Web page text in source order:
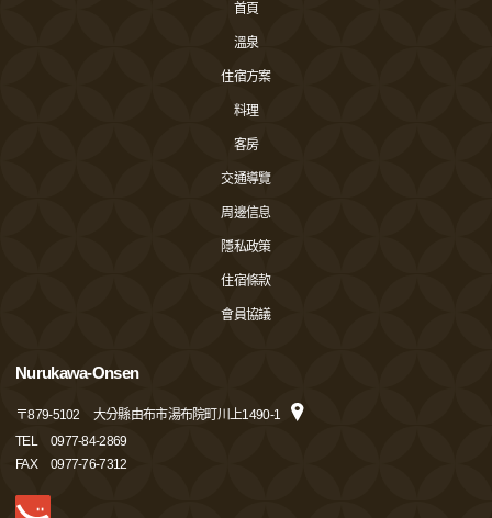
首頁
溫泉
住宿方案
料理
客房
交通導覽
周邊信息
隱私政策
住宿條款
會員協議
Nurukawa-Onsen
〒879-5102
大分縣由布市湯布院町川上1490-1
TEL
0977-84-2869
FAX
0977-76-7312